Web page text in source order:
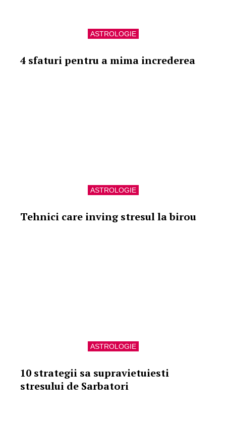
ASTROLOGIE
4 sfaturi pentru a mima increderea
ASTROLOGIE
Tehnici care inving stresul la birou
ASTROLOGIE
10 strategii sa supravietuiesti
stresului de Sarbatori